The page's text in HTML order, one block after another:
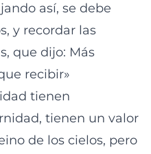
así, se debe
y recordar las
que dijo: Más
recibir»
tienen
tienen un valor
de los cielos, pero